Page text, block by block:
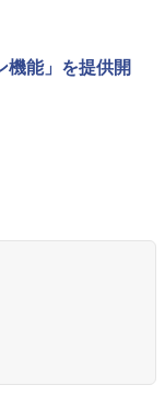
機能」を提供開